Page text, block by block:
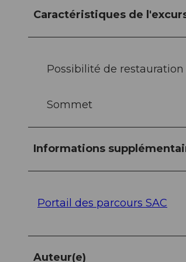
Caractéristiques de
Possibilité de restauration
Sommet
Informations
Portail des parcours SAC
Auteur(e)